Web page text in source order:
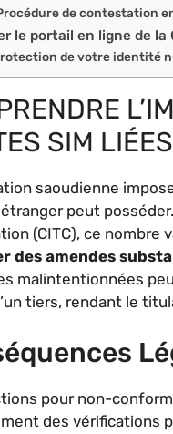
de contestation
le portail en ligne de
de votre identité
SIM
saoudienne
peut
(CITC), ce
des amendes
malintentionnées
tiers, rendant le
pour non-
des vérifications